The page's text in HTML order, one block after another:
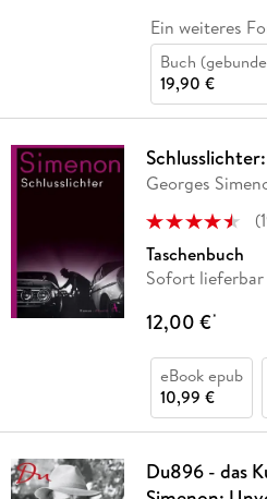
Ein weiteres
Buch
19,90 €
Georges
(
Taschenbuch
Sofort lieferbar
12,00 €*
eBook epub
10,99 €
Du896 - das